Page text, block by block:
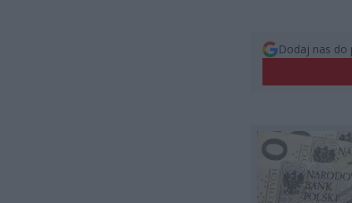
Dodaj nas do